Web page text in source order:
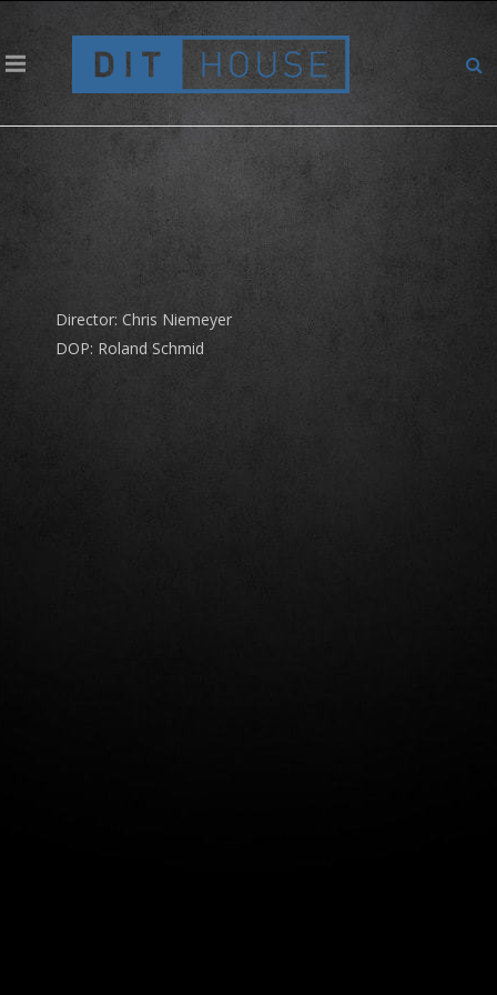
Galaxus – „On y va“ Lektion 1
Director: Chris Niemeyer
DOP: Roland Schmid